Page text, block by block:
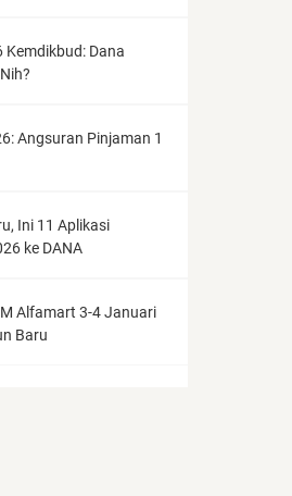
Kemdikbud: Dana
Angsuran Pinjaman 1
Ini 11 Aplikasi
ke DANA
Alfamart 3-4 Januari
Baru